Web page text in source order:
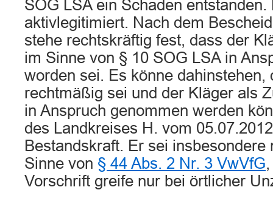
SOG LSA ein Schaden
aktivlegitimiert. Nach dem
stehe rechtskräftig fest, dass der
im Sinne von § 10 SOG LSA in
worden sei. Es könne dahinstehen,
rechtmäßig sei und der Kläger als
in Anspruch genommen werden
des Landkreises H. vom
Bestandskraft. Er sei insbesondere
Sinne von § 44 Abs. 2 Nr. 3 VwVfG
Vorschrift greife nur bei örtlicher